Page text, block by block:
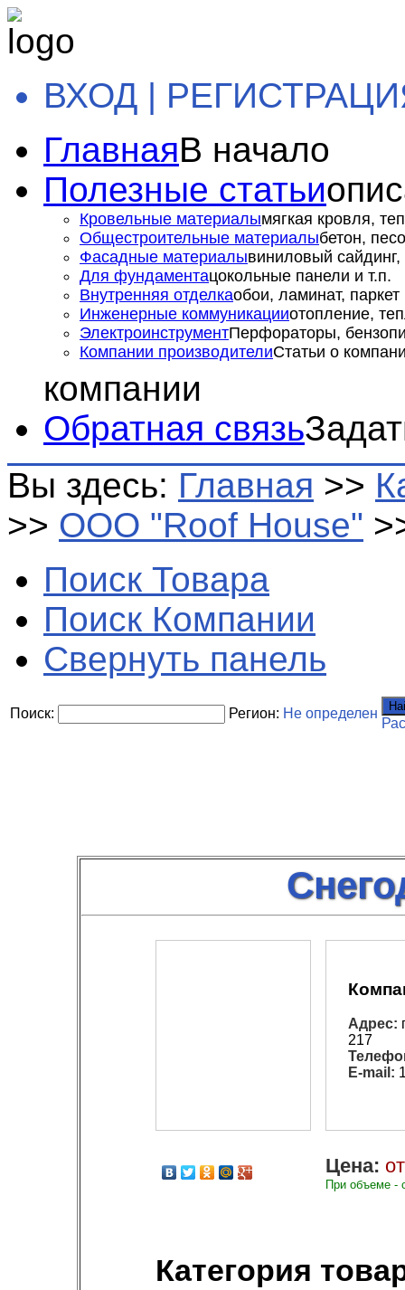
ВХОД |
ГлавнаяВ начало
Полезные статьи
Кровельные материалымягкая кровля,
Общестроительные материалыбетон,
Фасадные материалывиниловый сайдинг,
Для фундаментацокольные панели и т.п.
Внутренняя отделкаобои, ламинат, паркет
Инженерные коммуникацииотопление,
ЭлектроинструментПерфораторы,
Компании производителиСтатьи о
компании
Обратная связь
Вы здесь: Главная >>
>> ООО "Roof House"
Поиск Товара
Поиск Компании
Свернуть панель
Поиск: Регион: Не определен
Адрес:
217
E-mail:
Цена:
При объеме -
Категория